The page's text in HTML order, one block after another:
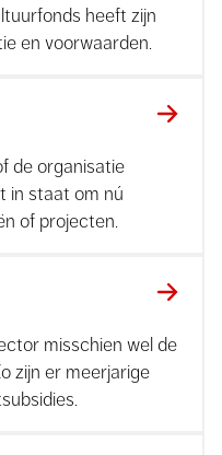
heeft zijn
en voorwaarden.
de organisatie
in staat om nú
of projecten.
misschien wel de
zijn er meerjarige